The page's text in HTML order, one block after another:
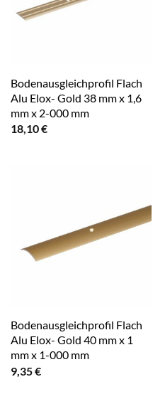
Bodenausgleichprofil Flach
Alu Elox- Gold 38 mm x 1,6
mm x 2-000 mm
18,10€
Bodenausgleichprofil Flach
Alu Elox- Gold 40 mm x 1
mm x 1-000 mm
9,35€